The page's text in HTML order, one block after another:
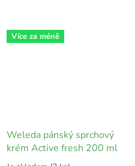
Více za méně
Weleda pánský sprchový
krém Active fresh 200 ml